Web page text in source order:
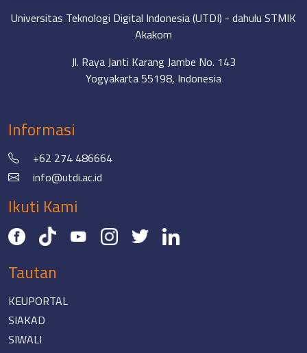
Universitas Teknologi Digital Indonesia (UTDI) - dahulu STMIK
Akakom
Jl. Raya Janti Karang Jambe No. 143
Yogyakarta 55198, Indonesia
Informasi
+62 274 486664
info@utdi.ac.id
Ikuti Kami
Tautan
KEUPORTAL
SIAKAD
SIWALI